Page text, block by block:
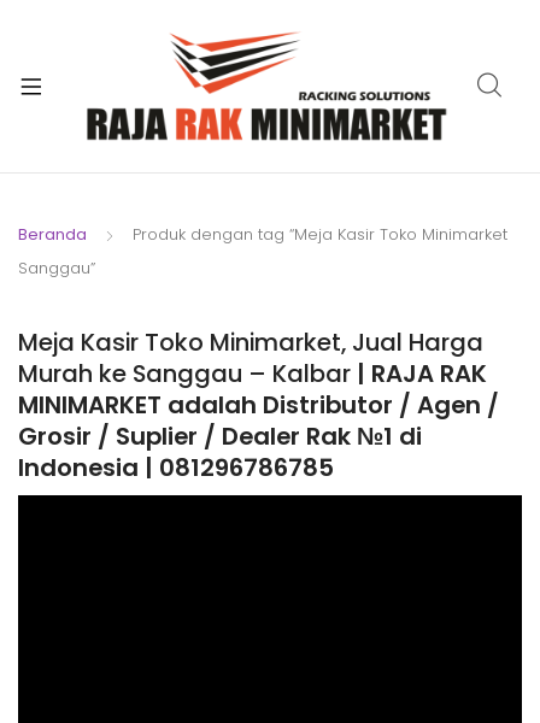
Beranda
Produk dengan tag “Meja Kasir Toko Minimarket
Sanggau”
Meja Kasir Toko Minimarket, Jual Harga
Murah ke Sanggau – Kalbar | RAJA RAK
MINIMARKET adalah Distributor / Agen /
Grosir / Suplier / Dealer Rak №1 di
Indonesia | 081296786785